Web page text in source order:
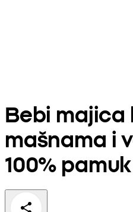
Bebi majica
mašnama i
100% pamuk